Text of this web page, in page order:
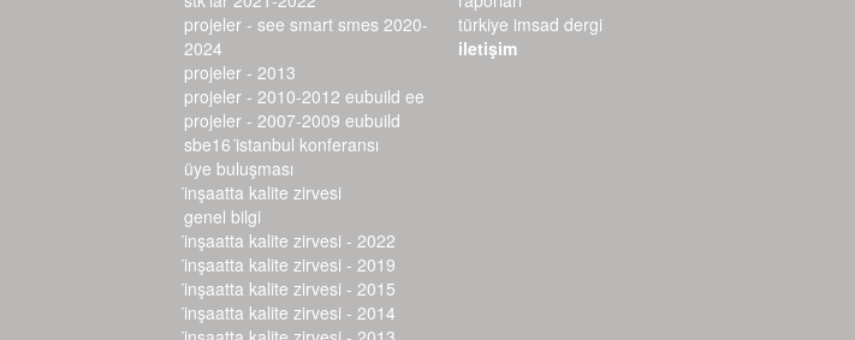
projeler - see smart smes 2020-
2024
projeler - 2013
projeler - 2010-2012 eubuild ee
projeler - 2007-2009 eubuild
sbe16 i̇stanbul konferansı
üye buluşması
i̇nşaatta kalite zirvesi
genel bilgi
i̇nşaatta kalite zirvesi - 2022
i̇nşaatta kalite zirvesi - 2019
i̇nşaatta kalite zirvesi - 2015
i̇nşaatta kalite zirvesi - 2014
türkiye imsad dergi
iletişim